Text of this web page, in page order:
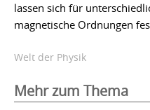
lassen sich für
magnetische Ordnungen
Welt der Physik
Mehr zum Thema